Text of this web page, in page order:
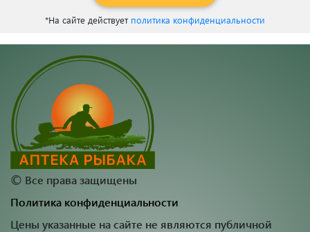
*На сайте действует политика конфиденциальности
© Все права защищены
Политика конфиденциальности
Цены указанные на сайте не являются публичной